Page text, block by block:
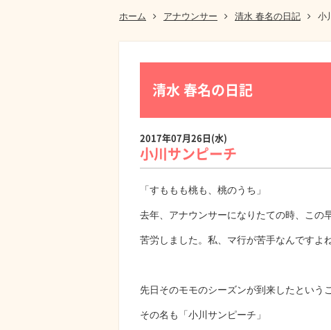
ホーム アナウンサー 清水 春名の日記 小
清水 春名の日記
2017年07月26日(水)
小川サンピーチ
「すももも桃も、桃のうち」
去年、アナウンサーになりたての時、この
苦労しました。私、マ行が苦手なんですよ
先日そのモモのシーズンが到来したという
その名も「小川サンピーチ」